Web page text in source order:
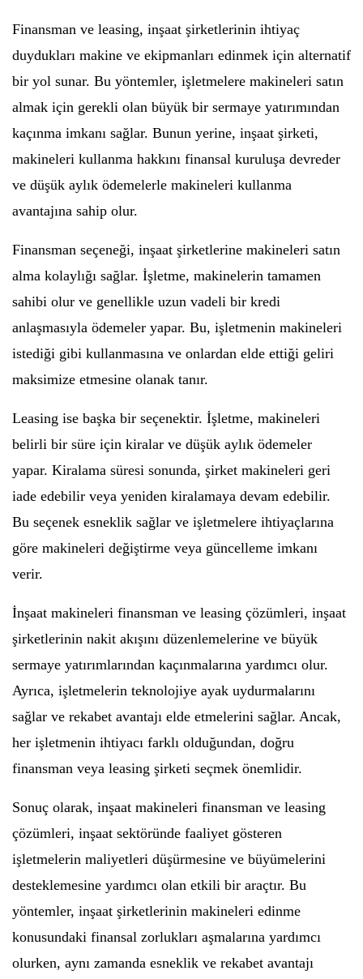
Finansman ve leasing, inşaat şirketlerinin ihtiyaç
duydukları makine ve ekipmanları edinmek için alternatif
bir yol sunar. Bu yöntemler, işletmelere makineleri satın
almak için gerekli olan büyük bir sermaye yatırımından
kaçınma imkanı sağlar. Bunun yerine, inşaat şirketi,
makineleri kullanma hakkını finansal kuruluşa devreder
ve düşük aylık ödemelerle makineleri kullanma
avantajına sahip olur.
Finansman seçeneği, inşaat şirketlerine makineleri satın
alma kolaylığı sağlar. İşletme, makinelerin tamamen
sahibi olur ve genellikle uzun vadeli bir kredi
anlaşmasıyla ödemeler yapar. Bu, işletmenin makineleri
istediği gibi kullanmasına ve onlardan elde ettiği geliri
maksimize etmesine olanak tanır.
Leasing ise başka bir seçenektir. İşletme, makineleri
belirli bir süre için kiralar ve düşük aylık ödemeler
yapar. Kiralama süresi sonunda, şirket makineleri geri
iade edebilir veya yeniden kiralamaya devam edebilir.
Bu seçenek esneklik sağlar ve işletmelere ihtiyaçlarına
göre makineleri değiştirme veya güncelleme imkanı
verir.
İnşaat makineleri finansman ve leasing çözümleri, inşaat
şirketlerinin nakit akışını düzenlemelerine ve büyük
sermaye yatırımlarından kaçınmalarına yardımcı olur.
Ayrıca, işletmelerin teknolojiye ayak uydurmalarını
sağlar ve rekabet avantajı elde etmelerini sağlar. Ancak,
her işletmenin ihtiyacı farklı olduğundan, doğru
finansman veya leasing şirketi seçmek önemlidir.
Sonuç olarak, inşaat makineleri finansman ve leasing
çözümleri, inşaat sektöründe faaliyet gösteren
işletmelerin maliyetleri düşürmesine ve büyümelerini
desteklemesine yardımcı olan etkili bir araçtır. Bu
yöntemler, inşaat şirketlerinin makineleri edinme
konusundaki finansal zorlukları aşmalarına yardımcı
olurken, aynı zamanda esneklik ve rekabet avantajı